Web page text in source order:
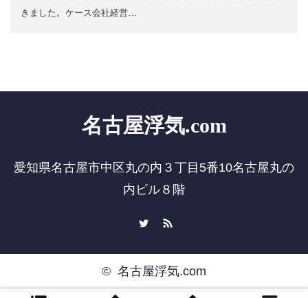
きました。ケース会社経営…
名古屋浮気.com
愛知県名古屋市中区丸の内３丁目5番10名古屋丸の
内ビル８階
© 名古屋浮気.com